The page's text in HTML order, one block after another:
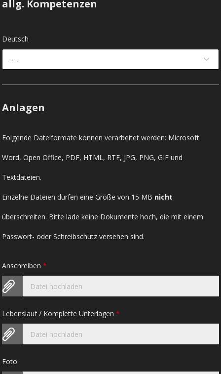
allg. Kompetenzen
Deutsch
---
Anlagen
Folgende Dateiformate können verarbeitet werden: Microsoft
Word, Open Office, PDF, HTML, RTF, JPG, PNG, GIF und
Textdateien.
Einzelne Dateien dürfen eine Größe von 15 MB nicht
überschreiten. Bitte lade keine Dokumente hoch, die mit einem
Passwort- oder Schreibschutz versehen sind.
Anschreiben*
Datei hochladen
Lebenslauf / Komplette Unterlagen*
Datei hochladen
Foto